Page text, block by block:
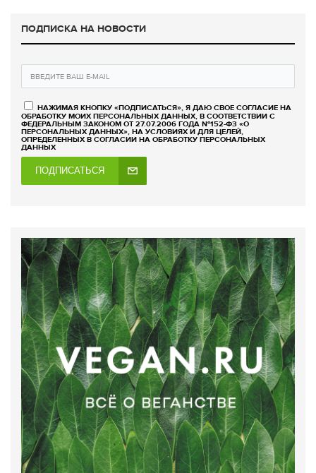
ПОДПИСКА НА НОВОСТИ
НАЖИМАЯ КНОПКУ «ПОДПИСАТЬСЯ», Я ДАЮ СВОЕ СОГЛАСИЕ НА
ОБРАБОТКУ МОИХ ПЕРСОНАЛЬНЫХ ДАННЫХ, В СООТВЕТСТВИИ С
ФЕДЕРАЛЬНЫМ ЗАКОНОМ ОТ 27.07.2006 ГОДА №152-ФЗ «О
ПЕРСОНАЛЬНЫХ ДАННЫХ», НА УСЛОВИЯХ И ДЛЯ ЦЕЛЕЙ,
ОПРЕДЕЛЕННЫХ В СОГЛАСИИ НА ОБРАБОТКУ ПЕРСОНАЛЬНЫХ
ДАННЫХ
ПОДПИСАТЬСЯ